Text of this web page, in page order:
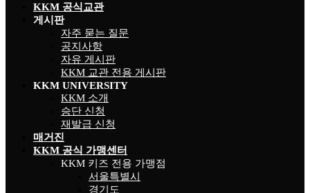
KKM 공식교관
게시판
자주 묻는 질문
공지사항
자유 게시판
KKM 교관 전용 게시판
KKM UNIVERSITY
KKM 소개
승단 신청
재발급 신청
매거진
KKM 공식 가맹센터
KKM 키즈 전용 가맹점
서울특별시
경기도